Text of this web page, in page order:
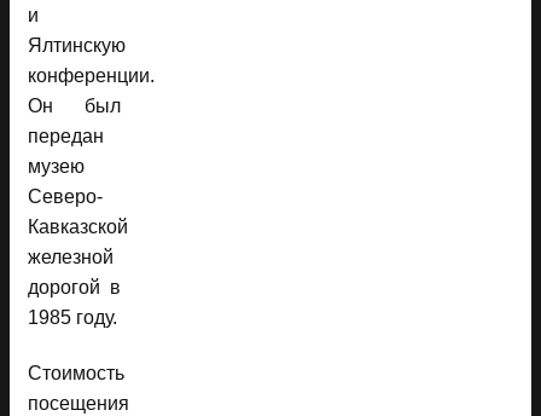
и
Ялтинскую
конференции.
Он был
передан
музею
Северо-
Кавказской
железной
дорогой в
1985 году.
Стоимость
посещения